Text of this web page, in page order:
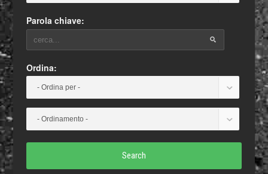
Parola chiave:
Ordina:
Search